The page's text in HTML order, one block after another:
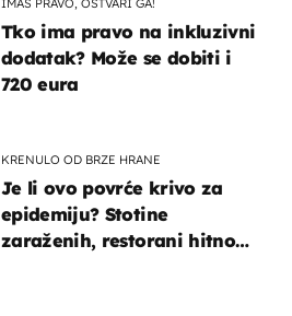
Tko ima pravo na inkluzivni
dodatak? Može se dobiti i
720 eura
KRENULO OD BRZE HRANE
Je li ovo povrće krivo za
epidemiju? Stotine
zaraženih, restorani hitno